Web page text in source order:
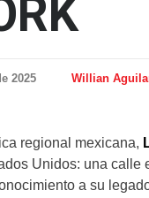
2025 Willian
regional mexicana,
Unidos: una calle
a su